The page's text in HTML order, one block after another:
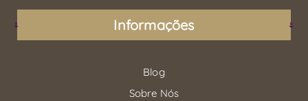
Informações
Blog
Sobre Nós